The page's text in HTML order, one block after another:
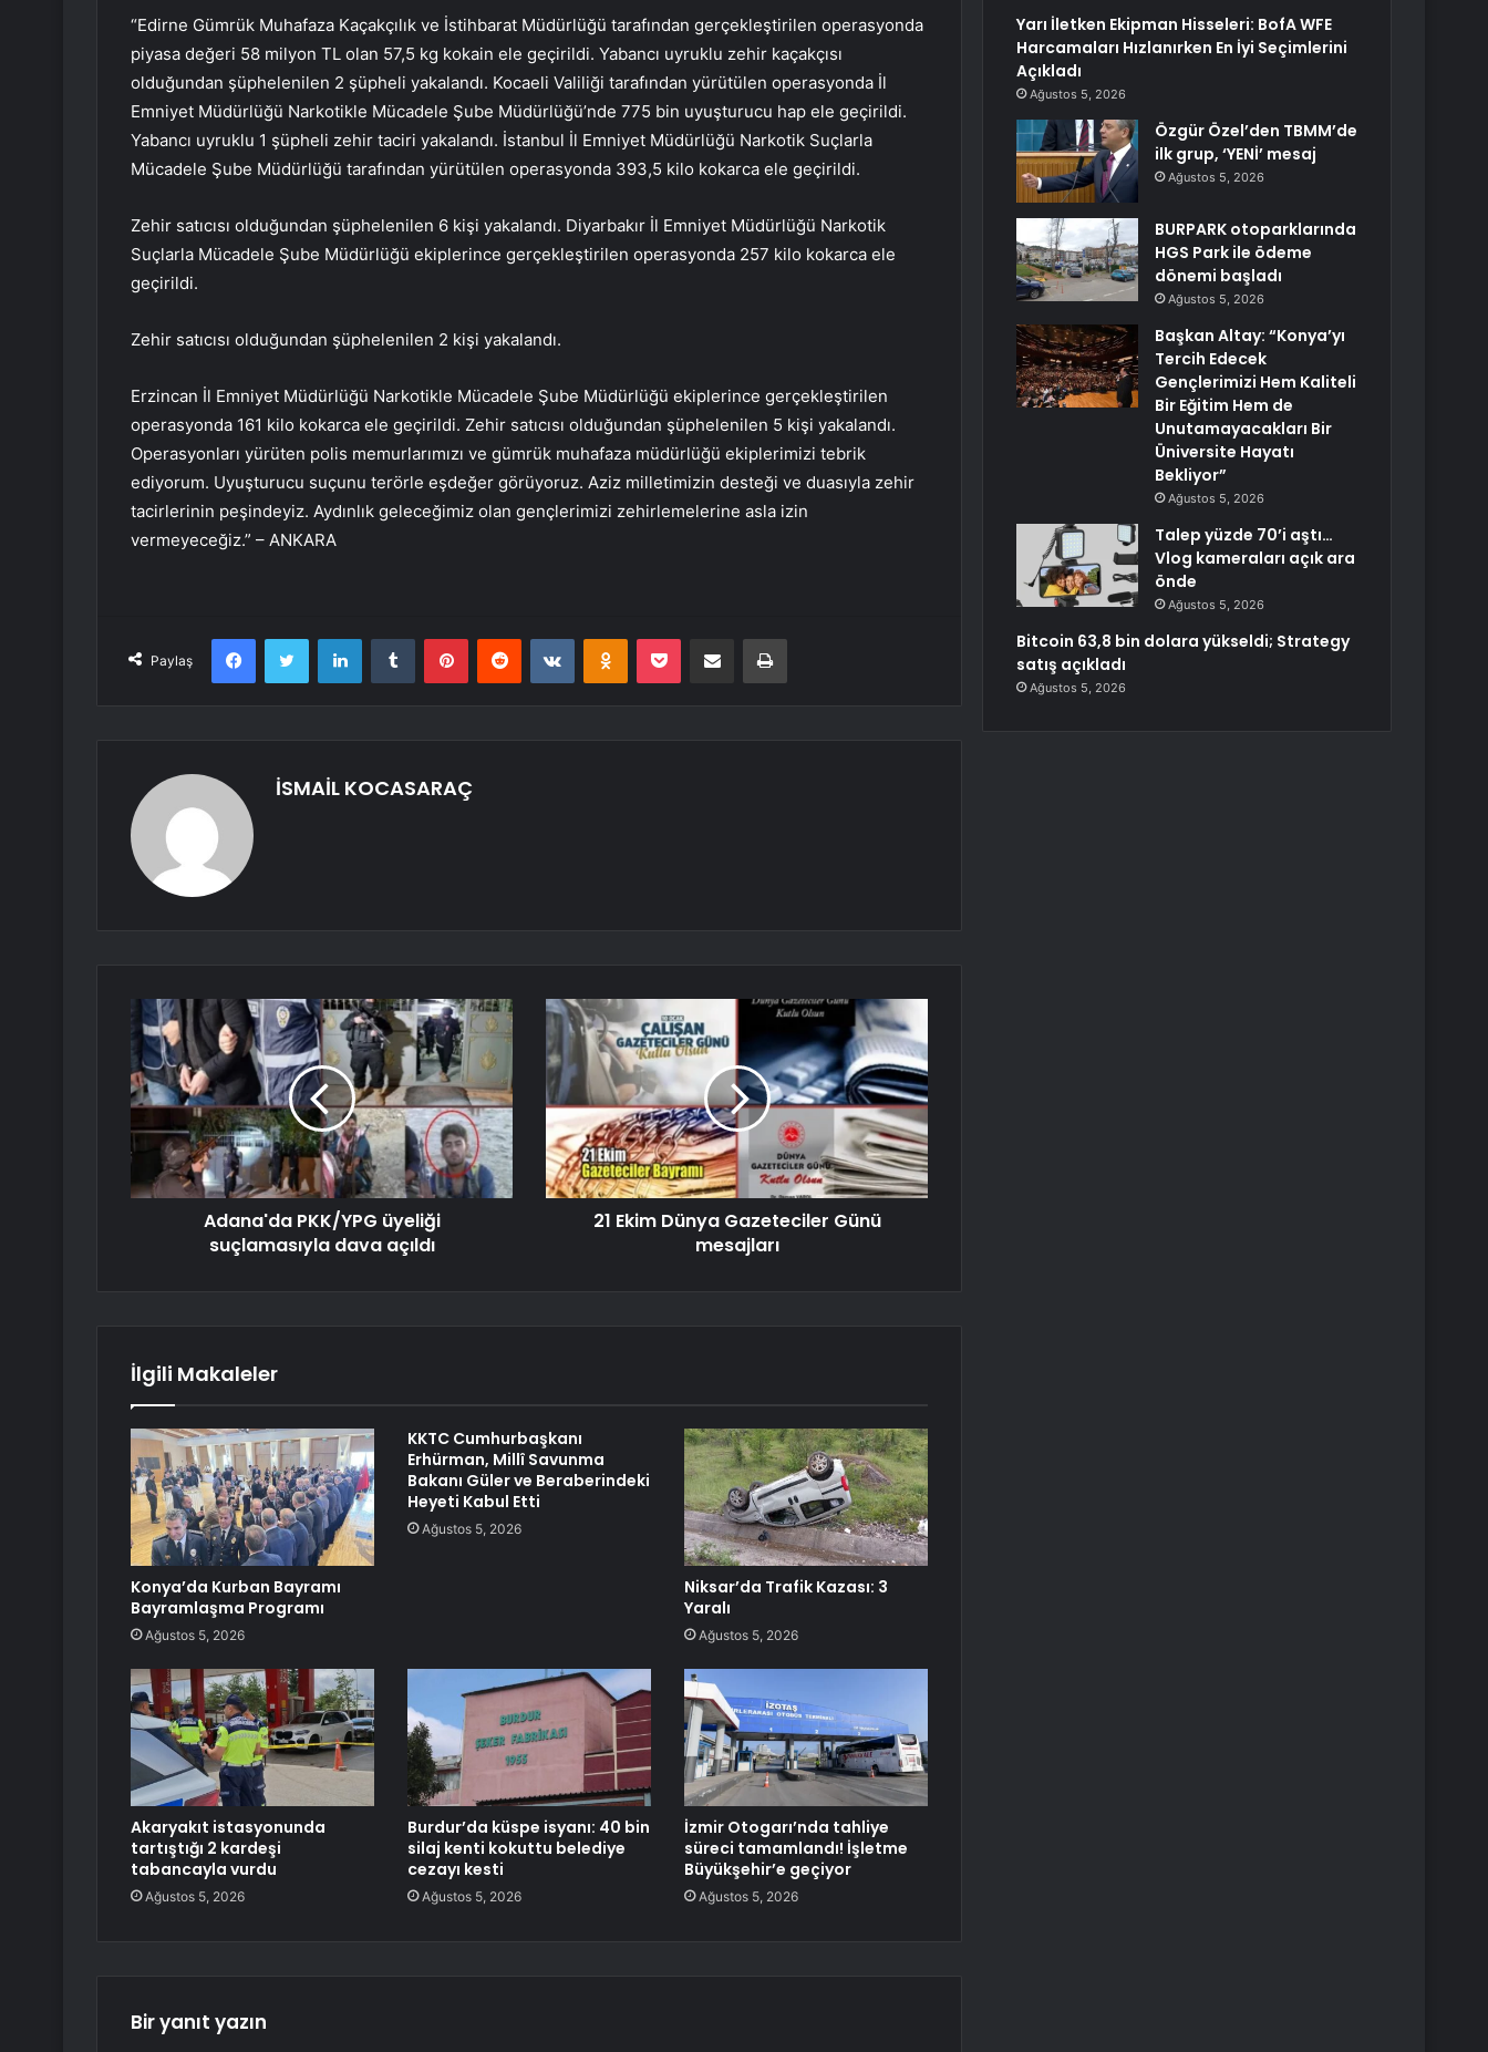
“Edirne Gümrük Muhafaza Kaçakçılık ve İstihbarat Müdürlüğü tarafından gerçekleştirilen operasyonda
piyasa değeri 58 milyon TL olan 57,5 ​​kg kokain ele geçirildi. Yabancı uyruklu zehir kaçakçısı
olduğundan şüphelenilen 2 şüpheli yakalandı. Kocaeli Valiliği tarafından yürütülen operasyonda İl
Emniyet Müdürlüğü Narkotikle Mücadele Şube Müdürlüğü’nde 775 bin uyuşturucu hap ele geçirildi.
Yabancı uyruklu 1 şüpheli zehir taciri yakalandı. İstanbul İl Emniyet Müdürlüğü Narkotik Suçlarla
Mücadele Şube Müdürlüğü tarafından yürütülen operasyonda 393,5 kilo kokarca ele geçirildi.
Zehir satıcısı olduğundan şüphelenilen 6 kişi yakalandı. Diyarbakır İl Emniyet Müdürlüğü Narkotik
Suçlarla Mücadele Şube Müdürlüğü ekiplerince gerçekleştirilen operasyonda 257 kilo kokarca ele
geçirildi.
Zehir satıcısı olduğundan şüphelenilen 2 kişi yakalandı.
Erzincan İl Emniyet Müdürlüğü Narkotikle Mücadele Şube Müdürlüğü ekiplerince gerçekleştirilen
operasyonda 161 kilo kokarca ele geçirildi. Zehir satıcısı olduğundan şüphelenilen 5 kişi yakalandı.
Operasyonları yürüten polis memurlarımızı ve gümrük muhafaza müdürlüğü ekiplerimizi tebrik
ediyorum. Uyuşturucu suçunu terörle eşdeğer görüyoruz. Aziz milletimizin desteği ve duasıyla zehir
tacirlerinin peşindeyiz. Aydınlık geleceğimiz olan gençlerimizi zehirlemelerine asla izin
vermeyeceğiz.” – ANKARA
Paylaş
FacebookTwitter LinkedInTumblr PinterestReddit VKontakteOdnoklassniki
Pocket E-Posta ile paylaş Yazdır
İSMAİL KOCASARAÇ
Adana'da PKK/YPG üyeliği
suçlamasıyla dava açıldı
21 Ekim Dünya Gazeteciler Günü
mesajları
İlgili Makaleler
Konya’da Kurban Bayramı
Bayramlaşma Programı
Ağustos 5, 2026
KKTC Cumhurbaşkanı
Erhürman, Millî Savunma
Bakanı Güler ve Beraberindeki
Heyeti Kabul Etti
Ağustos 5, 2026
Niksar’da Trafik Kazası: 3
Yaralı
Ağustos 5, 2026
Akaryakıt istasyonunda
tartıştığı 2 kardeşi
tabancayla vurdu
Ağustos 5, 2026
Burdur’da küspe isyanı: 40 bin
silaj kenti kokuttu belediye
cezayı kesti
Ağustos 5, 2026
İzmir Otogarı’nda tahliye
süreci tamamlandı! İşletme
Büyükşehir’e geçiyor
Ağustos 5, 2026
Bir yanıt yazın
Yarı İletken Ekipman Hisseleri: BofA WFE
Harcamaları Hızlanırken En İyi Seçimlerini
Açıkladı
Ağustos 5, 2026
Özgür Özel’den TBMM’de
ilk grup, ‘YENİ’ mesaj
Ağustos 5, 2026
BURPARK otoparklarında
HGS Park ile ödeme
dönemi başladı
Ağustos 5, 2026
Başkan Altay: “Konya’yı
Tercih Edecek
Gençlerimizi Hem Kaliteli
Bir Eğitim Hem de
Unutamayacakları Bir
Üniversite Hayatı
Bekliyor”
Ağustos 5, 2026
Talep yüzde 70’i aştı…
Vlog kameraları açık ara
önde
Ağustos 5, 2026
Bitcoin 63,8 bin dolara yükseldi; Strategy
satış açıkladı
Ağustos 5, 2026